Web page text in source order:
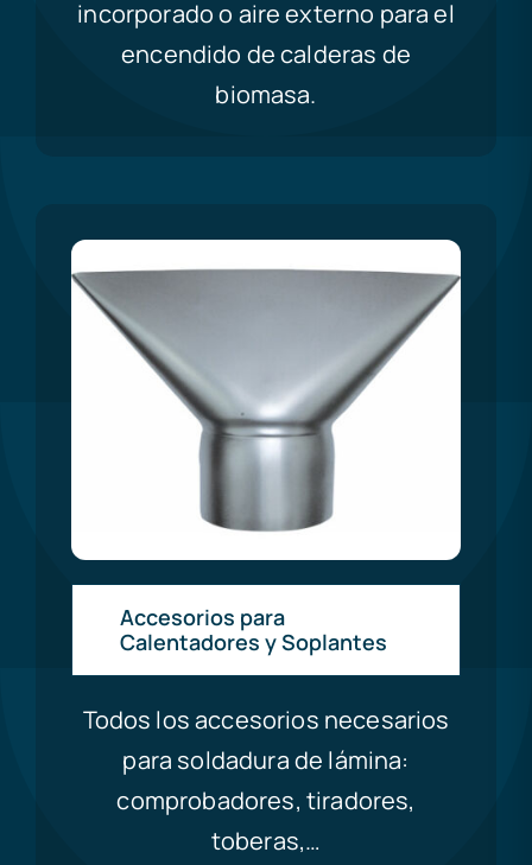
incorporado o aire externo para el
encendido de calderas de
biomasa.
Accesorios para
Calentadores y Soplantes
Todos los accesorios necesarios
para soldadura de lámina:
comprobadores, tiradores,
toberas,…